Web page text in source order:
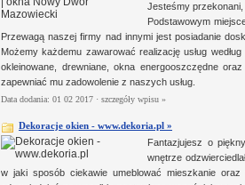
Jesteśmy przekonani,
Podstawowym
Przewagą naszej firmy nad innymi jest posiadanie
Możemy każdemu zawarować realizację usług
okleinowane, drewniane, okna energooszczędne
zapewniać mu zadowolenie z naszych usług.
Data dodania: 01 02 2017 · szczegóły wpisu »
Dekoracje okien - www.dekoria.pl »
Fantazjujesz o
wnętrze
w jaki sposób ciekawie umeblować mieszkanie